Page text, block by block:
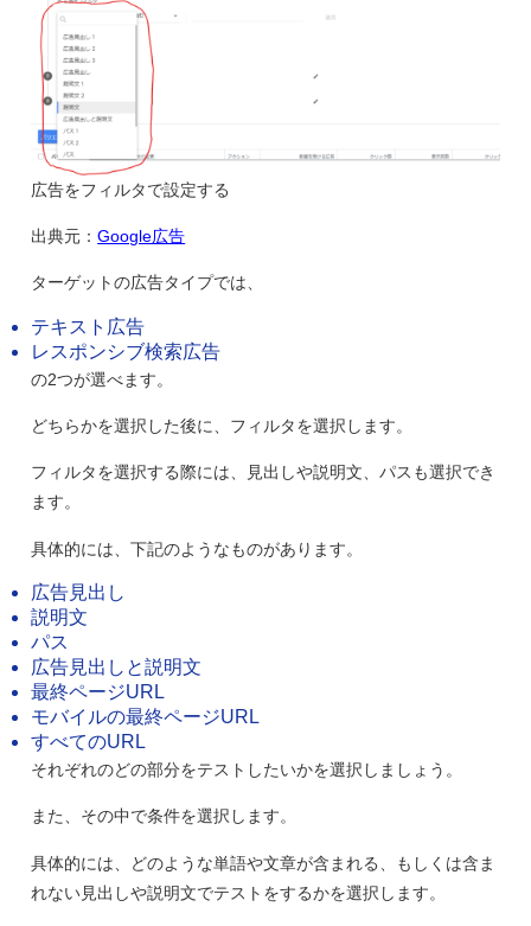
広告をフィルタで設定する
出典元：Google広告
ターゲットの広告タイプでは、
テキスト広告
レスポンシブ検索広告
の2つが選べます。
どちらかを選択した後に、フィルタを選択します。
フィルタを選択する際には、見出しや説明文、パスも選択でき
ます。
具体的には、下記のようなものがあります。
広告見出し
説明文
パス
広告見出しと説明文
最終ページURL
モバイルの最終ページURL
すべてのURL
それぞれのどの部分をテストしたいかを選択しましょう。
また、その中で条件を選択します。
具体的には、どのような単語や文章が含まれる、もしくは含ま
れない見出しや説明文でテストをするかを選択します。